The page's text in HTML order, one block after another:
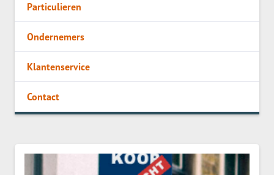
Particulieren
Ondernemers
Klantenservice
Contact